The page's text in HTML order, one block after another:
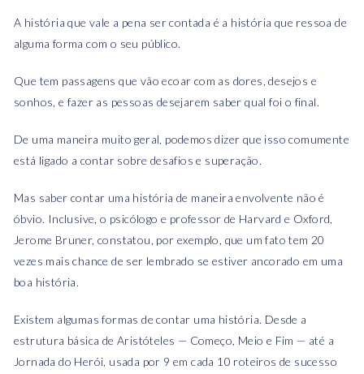
A história que vale a pena ser contada é a história que ressoa de
alguma forma com o seu público.
Que tem passagens que vão ecoar com as dores, desejos e
sonhos, e fazer as pessoas desejarem saber qual foi o final.
De uma maneira muito geral, podemos dizer que isso comumente
está ligado a contar sobre desafios e superação.
Mas saber contar uma história de maneira envolvente não é
óbvio. Inclusive, o psicólogo e professor de Harvard e Oxford,
Jerome Bruner, constatou, por exemplo, que um fato tem 20
vezes mais chance de ser lembrado se estiver ancorado em uma
boa história.
Existem algumas formas de contar uma história. Desde a
estrutura básica de Aristóteles — Começo, Meio e Fim — até a
Jornada do Herói, usada por 9 em cada 10 roteiros de sucesso